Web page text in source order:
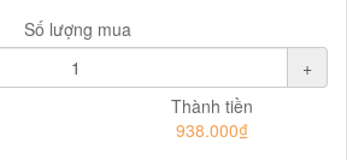
Số lượng mua
+
Thành tiền
938.000₫